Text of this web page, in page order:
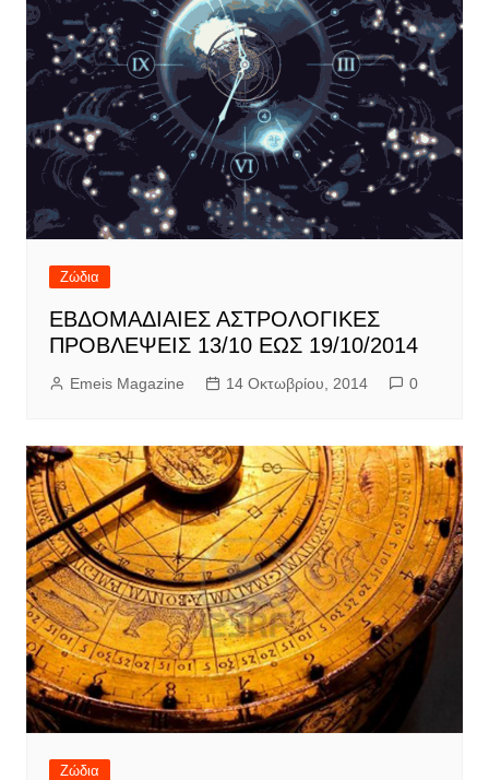
Ζώδια
ΕΒΔΟΜΑΔΙΑΙΕΣ ΑΣΤΡΟΛΟΓΙΚΕΣ
ΠΡΟΒΛΕΨΕΙΣ 13/10 ΕΩΣ 19/10/2014
Emeis Magazine 14 Οκτωβρίου, 2014 0
Ζώδια